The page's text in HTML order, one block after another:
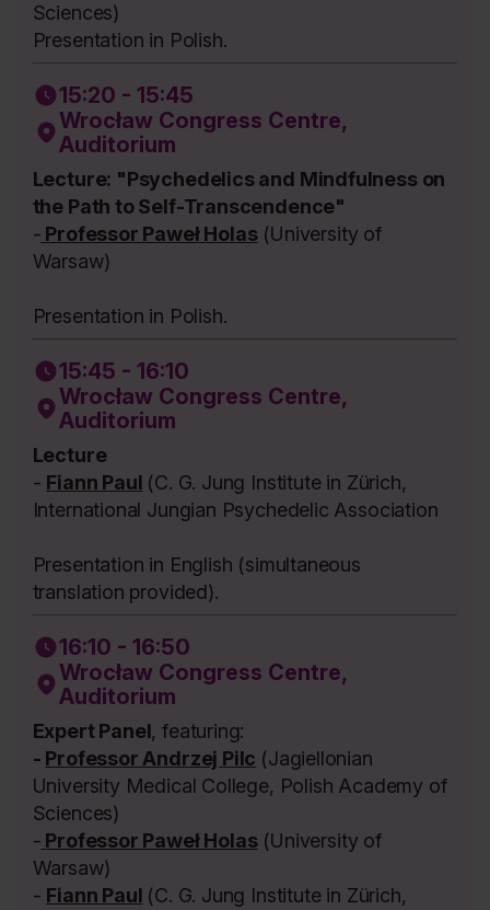
Sciences)
Presentation in Polish.
15:20 - 15:45
Wrocław Congress Centre,
Auditorium
Lecture: "Psychedelics and Mindfulness on
the Path to Self-Transcendence"
- Professor Paweł Holas(University of
Warsaw)
Presentation in Polish.
15:45 - 16:10
Wrocław Congress Centre,
Auditorium
Lecture
- Fiann Paul (C. G. Jung Institute in Zürich,
International Jungian Psychedelic Association
Presentation in English (simultaneous
translation provided).
16:10 - 16:50
Wrocław Congress Centre,
Auditorium
Expert Panel, featuring:
- Professor Andrzej Pilc (Jagiellonian
University Medical College, Polish Academy of
Sciences)
- Professor Paweł Holas(University of
Warsaw)
- Fiann Paul (C. G. Jung Institute in Zürich,